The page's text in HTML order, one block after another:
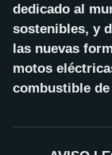
dedicado al
sostenibles, y
las nuevas
motos
combustible